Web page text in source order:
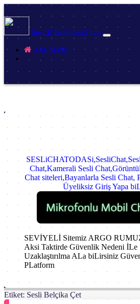
SesLiChatOdasi.Com
Ana Sayfa (current)
Chat,Kamerali Sesli
Chat siteleri,Bayanlarla Sesli Chat,
Üyeliksiz Giriş Yapa
SEVİYELİ Sitemiz ARGO
Aksi Taktirde Güvenlik Nedeni İLe
Uzaklaştırılma ALa biLirsiniz
PLatform
Etiket: Sesli Belçika Çet